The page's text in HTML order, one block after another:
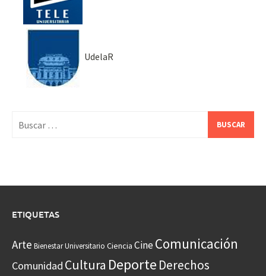
UdelaR
ETIQUETAS
Arte Bienestar Universitario Ciencia CineComunicación
Comunidad Cultura Deporte Derechos